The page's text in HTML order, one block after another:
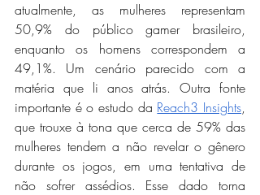
atualmente, as mulheres representam
50,9% do público gamer brasileiro,
enquanto os homens correspondem a
49,1%. Um cenário parecido com a
matéria que li anos atrás. Outra fonte
importante é o estudo da Reach3 Insights,
que trouxe à tona que cerca de 59% das
mulheres tendem a não revelar o gênero
durante os jogos, em uma tentativa de
não sofrer assédios. Esse dado torna